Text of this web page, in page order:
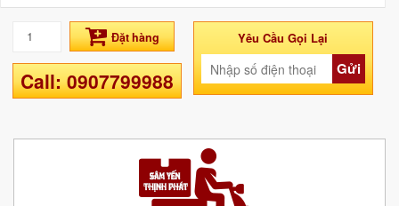
Đặt hàng
Call: 0907799988
Yêu Cầu Gọi Lại
Gửi